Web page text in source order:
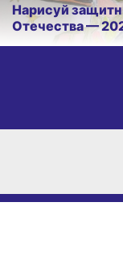
Нарисуй
Отечества —